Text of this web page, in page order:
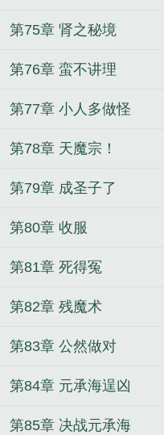
第75章 肾之秘境
第76章 蛮不讲理
第77章 小人多做怪
第78章 天魔宗！
第79章 成圣子了
第80章 收服
第81章 死得冤
第82章 残魔术
第83章 公然做对
第84章 元承海逞凶
第85章 决战元承海